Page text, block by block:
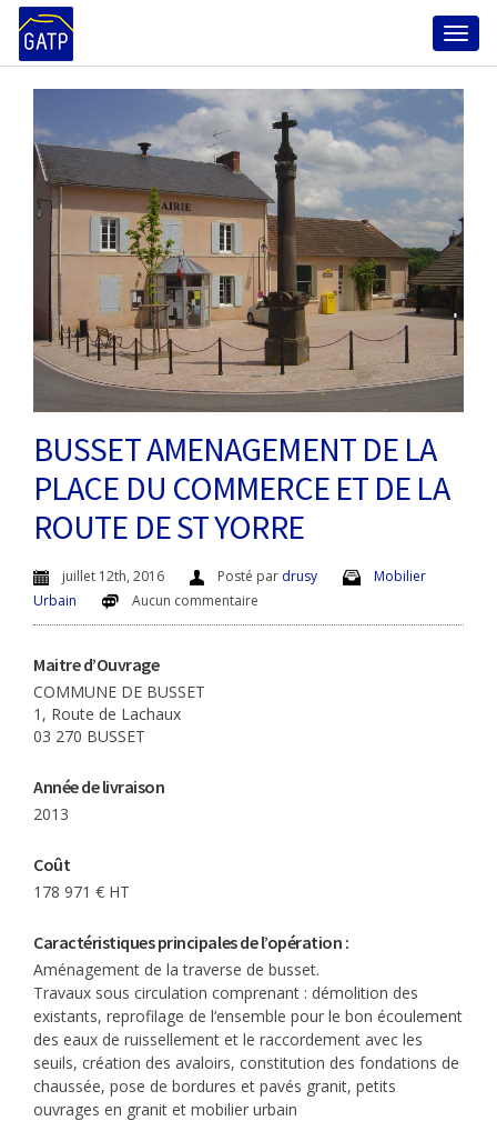
BUSSET AMENAGEMENT DE LA
PLACE DU COMMERCE ET DE LA
ROUTE DE ST YORRE
juillet 12th, 2016 Posté par drusy
Mobilier
Urbain
Aucun commentaire
Maitre d’Ouvrage
COMMUNE DE BUSSET
1, Route de Lachaux
03 270 BUSSET
Année de livraison
2013
Coût
178 971 € HT
Caractéristiques principales de l’opération :
Aménagement de la traverse de busset.
Travaux sous circulation comprenant : démolition des
existants, reprofilage de l’ensemble pour le bon écoulement
des eaux de ruissellement et le raccordement avec les
seuils, création des avaloirs, constitution des fondations de
chaussée, pose de bordures et pavés granit, petits
ouvrages en granit et mobilier urbain